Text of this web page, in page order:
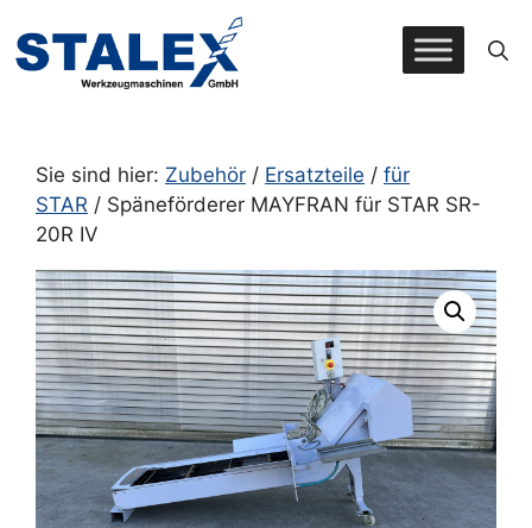
Inhalt
springen
Sie sind hier: Zubehör / Ersatzteile / für
STAR / Späneförderer MAYFRAN für STAR SR-
20R IV